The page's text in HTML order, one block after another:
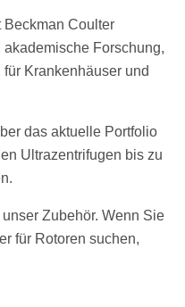
Beckman Coulter
Forschung,
Krankenhäuser und
das aktuelle Portfolio
Ultrazentrifugen bis zu
Zubehör. Wenn Sie
für Rotoren suchen,